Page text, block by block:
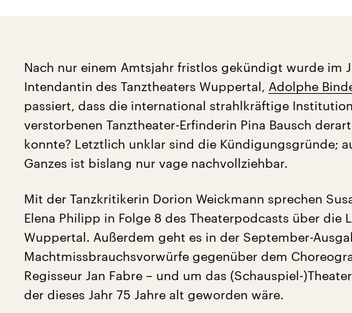
Nach nur einem Amtsjahr fristlos gekündigt wurde im
Intendantin des Tanztheaters Wuppertal, Adolphe
passiert, dass die international strahlkräftige
verstorbenen Tanztheater-Erfinderin Pina Bausch
konnte? Letztlich unklar sind die Kündigungsgründe;
Ganzes ist bislang nur vage nachvollziehbar.
Mit der Tanzkritikerin Dorion Weickmann sprechen
Elena Philipp in Folge 8 des Theaterpodcasts über die
Wuppertal. Außerdem geht es in der September-
Machtmissbrauchsvorwürfe gegenüber dem
Regisseur Jan Fabre – und um das (Schauspiel-
der dieses Jahr 75 Jahre alt geworden wäre.